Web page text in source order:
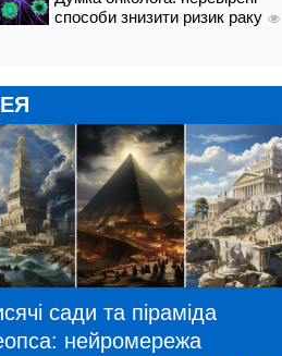
способи знизити ризик раку
сади та піраміда
нейромережа